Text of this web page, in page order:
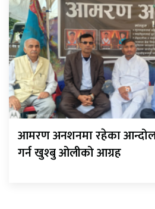
आमरण अनशनमा रहेका
गर्न खुश्बु ओलीको आग्रह